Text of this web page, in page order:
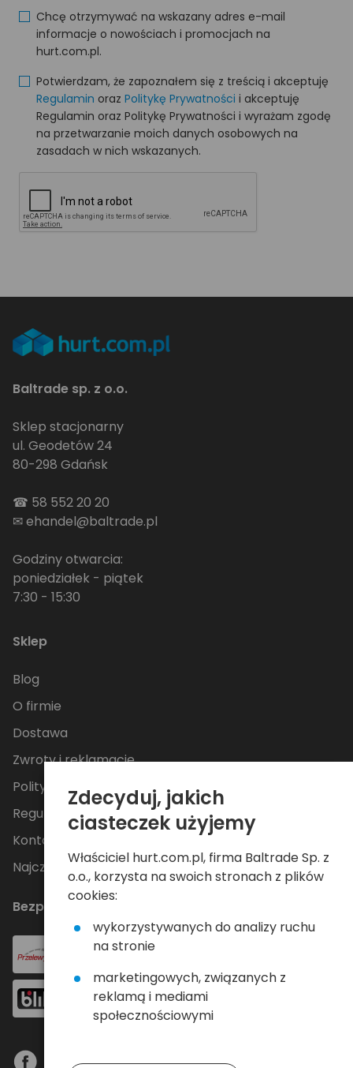
Chcę otrzymywać na wskazany adres e-mail
informacje o nowościach i promocjach na
hurt.com.pl.
Potwierdzam, że zapoznałem się z treścią i akceptuję
Regulamin oraz Politykę Prywatności i akceptuję
Regulamin oraz Politykę Prywatności i wyrażam zgodę
na przetwarzanie moich danych osobowych na
zasadach w nich wskazanych.
Baltrade sp. z o.o.
Sklep stacjonarny
ul. Geodetów 24
80-298 Gdańsk
☎ 58 552 20 20
✉ehandel@baltrade.pl
Godziny otwarcia:
poniedziałek - piątek
7:30 - 15:30
Sklep
Blog
O firmie
Dostawa
Zwroty i reklamacje
Polityka Prywatności
Regulamin
Kontakt
Najczęściej zadawane pytania
Bezpieczne płatności
Zdecyduj, jakich
ciasteczek użyjemy
Właściciel hurt.com.pl, firma Baltrade Sp. z
o.o., korzysta na swoich stronach z plików
cookies:
wykorzystywanych do analizy ruchu
na stronie
marketingowych, związanych z
reklamą i mediami
społecznościowymi